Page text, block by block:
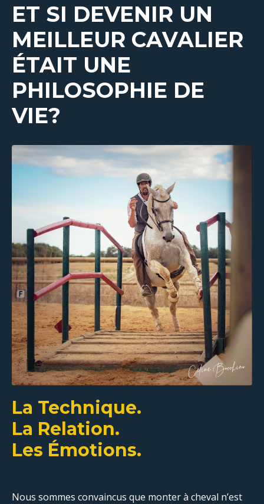
ET SI DEVENIR UN
MEILLEUR CAVALIER
ÉTAIT UNE
PHILOSOPHIE DE
VIE?
La Technique.
La Relation.
Les Émotions.
Nous sommes convaincus que monter à cheval n’est